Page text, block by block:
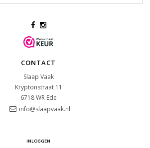
CONTACT
Slaap Vaak
Kryptonstraat 11
6718 WR Ede
info@slaapvaak.nl
INLOGGEN